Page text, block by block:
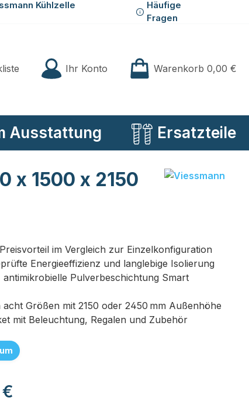
Kühlzelle
Häufige
Fragen
Du hast 0 Produkte auf der Merkliste
Ihr Konto Warenkorb 0,00 €
Ausstattung Ersatzteile
x 1500 x 2150
im Vergleich zur Einzelkonfiguration
Energieeffizienz und langlebige Isolierung
antimikrobielle Pulverbeschichtung Smart
Größen mit 2150 oder 2450 mm Außenhöhe
mit Beleuchtung, Regalen und Zubehör